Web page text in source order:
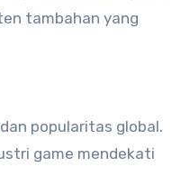
tambahan yang
popularitas global.
game mendekati